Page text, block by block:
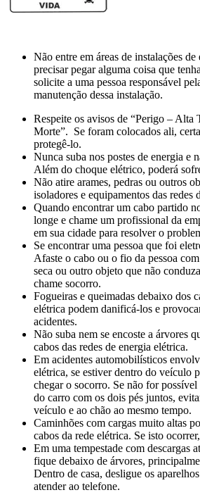
Não entre em áreas de instalações
precisar pegar alguma coisa que
solicite a uma pessoa responsável
manutenção dessa instalação.
Respeite os avisos de “Perigo – Alta
Morte”. Se foram colocados ali,
protegê-lo.
Nunca suba nos postes de energia e
Além do choque elétrico, poderá
Não atire arames, pedras ou outros
isoladores e equipamentos das redes
Quando encontrar um cabo partido
longe e chame um profissional da
em sua cidade para resolver o
Se encontrar uma pessoa que foi
Afaste o cabo ou o fio da pessoa
seca ou outro objeto que não
chame socorro.
Fogueiras e queimadas debaixo dos
elétrica podem danificá-los e
acidentes.
Não suba nem se encoste a árvores
cabos das redes de energia elétrica.
Em acidentes automobilísticos
elétrica, se estiver dentro do veículo
chegar o socorro. Se não for possível
do carro com os dois pés juntos,
veículo e ao chão ao mesmo tempo.
Caminhões com cargas muito altas
cabos da rede elétrica. Se isto
Em uma tempestade com descargas
fique debaixo de árvores,
Dentro de casa, desligue os
atender ao telefone.